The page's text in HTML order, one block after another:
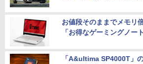
お値段そのままでメモリ
「お得なゲーミングノート
「A&ultima SP4000T」